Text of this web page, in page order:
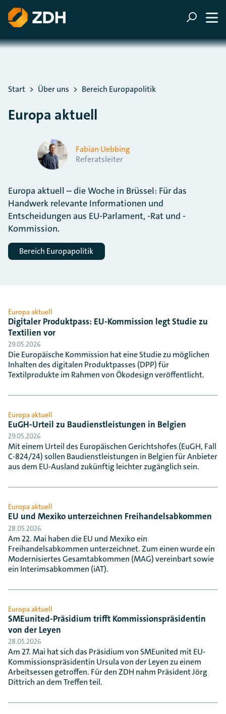
ZUM HAUPTINHALT SPRINGEN
ZUR SUCHE SPRINGEN
Sie befinden sich hier:
Start Über uns Bereich Europapolitik
Europa aktuell
Fabian Uebbing
Referatsleiter
Europa aktuell – die Woche in Brüssel: Für das
Handwerk relevante Informationen und
Entscheidungen aus EU-Parlament, -Rat und -
Kommission.
Bereich Europapolitik
Europa aktuell
Digitaler Produktpass: EU-Kommission legt Studie zu
Textilien vor
29.05.2026
Die Europäische Kommission hat eine Studie zu möglichen
Inhalten des digitalen Produktpasses (DPP) für
Textilprodukte im Rahmen von Ökodesign veröffentlicht.
Europa aktuell
EuGH-Urteil zu Baudienstleistungen in Belgien
29.05.2026
Mit einem Urteil des Europäischen Gerichtshofes (EuGH, Fall
C-824/24) sollen Baudienstleistungen in Belgien für Anbieter
aus dem EU-Ausland zukünftig leichter zugänglich sein.
Europa aktuell
EU und Mexiko unterzeichnen Freihandelsabkommen
28.05.2026
Am 22. Mai haben die EU und Mexiko ein
Freihandelsabkommen unterzeichnet. Zum einen wurde ein
Modernisiertes Gesamtabkommen (MAG) vereinbart sowie
ein Interimsabkommen (iAT).
Europa aktuell
SMEunited-Präsidium trifft Kommissionspräsidentin
von der Leyen
28.05.2026
Am 27. Mai hat sich das Präsidium von SMEunited mit EU-
Kommissionspräsidentin Ursula von der Leyen zu einem
Arbeitsessen getroffen. Für den ZDH nahm Präsident Jörg
Dittrich an dem Treffen teil.